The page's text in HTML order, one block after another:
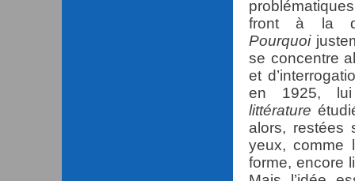
front à la
Pourquoi
se concentre
et
en 1925,
littérature
alors, restées
yeux, comme
forme, encore